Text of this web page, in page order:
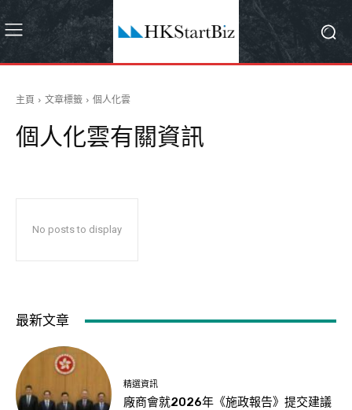
主頁 文章標籤 個人化雲
個人化雲有關資訊
No posts to display
最新文章
精選資訊
廠商會就2026年《施政報告》提交建議